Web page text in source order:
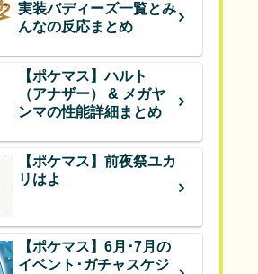
実装バディーズ一覧とみ
んなの反応まとめ
【ポケマス】ハルト
（アナザー） & メガヤ
ンマの性能詳細まとめ
【ポケマス】前夜祭ユカ
リはよ
【ポケマス】6月･7月の
イベント･ガチャスケジ